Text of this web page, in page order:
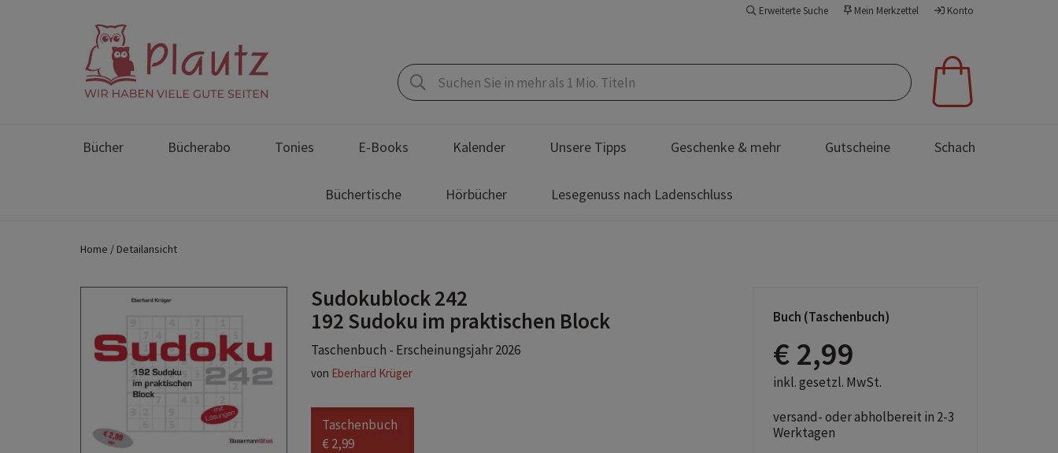
Erweiterte Suche Mein Merkzettel Konto
Bücher Bücherabo Tonies E-Books Kalender Unsere Tipps Geschenke & mehr Gutscheine Schach
Büchertische Hörbücher Lesegenuss nach Ladenschluss
Home Detailansicht
Sudokublock 242
192 Sudoku im praktischen Block
Taschenbuch - Erscheinungsjahr 2026
von Eberhard Krüger
Taschenbuch
€ 2,99
Buch (Taschenbuch)
€ 2,99
inkl. gesetzl. MwSt.
versand- oder abholbereit in 2-3
Werktagen